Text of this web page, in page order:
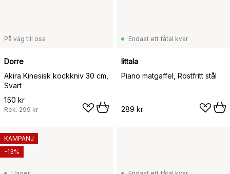
På väg till oss
Dorre
Akira Kinesisk kockkniv 30 cm,
Svart
150 kr
Rek. 299 kr
Endast ett fåtal kvar
Iittala
Piano matgaffel, Rostfritt stål
289 kr
KAMPANJ
-13%